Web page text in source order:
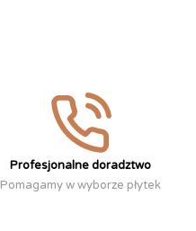
Profesjonalne doradztwo
Pomagamy w wyborze płytek